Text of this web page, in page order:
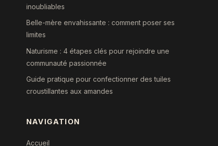
inoubliables
Belle-mère envahissante : comment poser ses
limites
Naturisme : 4 étapes clés pour rejoindre une
communauté passionnée
Guide pratique pour confectionner des tuiles
croustillantes aux amandes
NAVIGATION
Accueil